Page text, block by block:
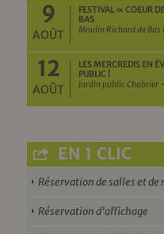
9
AOÛT
FESTIVAL « COEUR
BAS
Moulin Richard de Bas
12
AOÛT
LES MERCREDIS EN
PUBLIC !
Jardin public Chabrier
EN 1 CLIC
Réservation de salles et de
Réservation d’affichage